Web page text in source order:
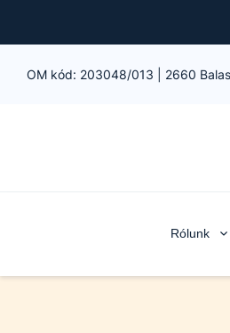
OM kód: 203048/013 2660
Rólunk